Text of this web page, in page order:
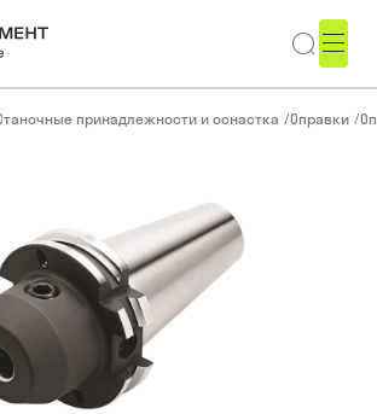
принадлежности и оснастка /Оправки /